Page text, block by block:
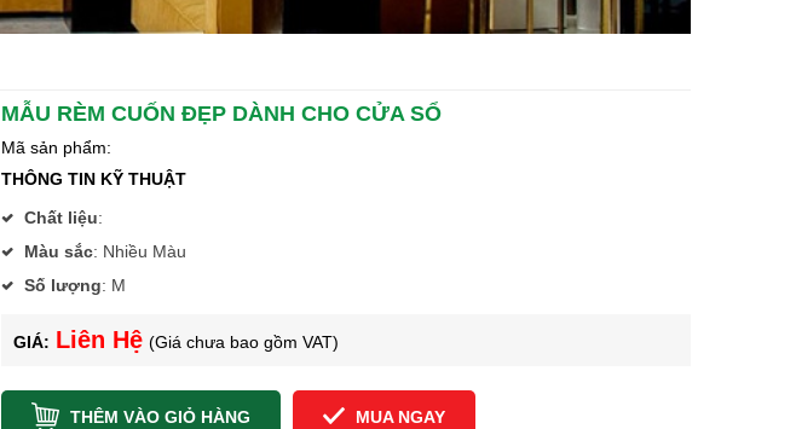
MẪU RÈM CUỐN ĐẸP DÀNH CHO CỬA SỔ
Mã sản phẩm:
THÔNG TIN KỸ THUẬT
Chất liệu:
Màu sắc: Nhiều Màu
Số lượng: M
GIÁ: Liên Hệ (Giá chưa bao gồm VAT)
THÊM VÀO GIỎ HÀNG MUA NGAY